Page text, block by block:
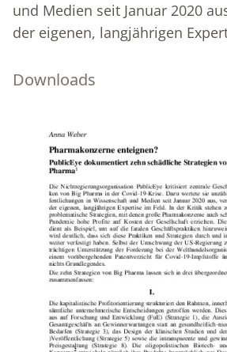
und Medien seit Januar 2020
der eigenen, langjährigen
Downloads